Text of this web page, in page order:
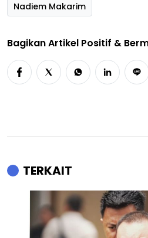
Nadiem Makarim
Bagikan Artikel Positif &
TERKAIT